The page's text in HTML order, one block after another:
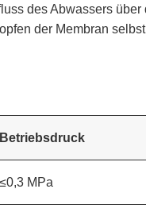
des Abwassers
der Membran
Betriebsdruck
≤0,3 MPa